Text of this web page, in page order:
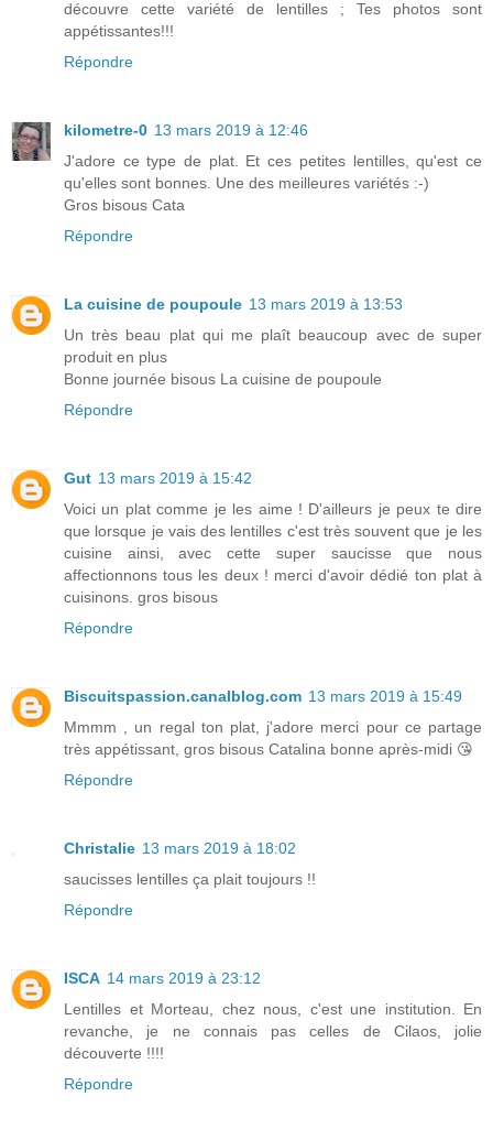
découvre cette variété de lentilles ; Tes photos sont
appétissantes!!!
Répondre
kilometre-0 13 mars 2019 à 12:46
J'adore ce type de plat. Et ces petites lentilles, qu'est ce
qu'elles sont bonnes. Une des meilleures variétés :-)
Gros bisous Cata
Répondre
La cuisine de poupoule 13 mars 2019 à 13:53
Un très beau plat qui me plaît beaucoup avec de super
produit en plus
Bonne journée bisous La cuisine de poupoule
Répondre
Gut 13 mars 2019 à 15:42
Voici un plat comme je les aime ! D'ailleurs je peux te dire
que lorsque je vais des lentilles c'est très souvent que je les
cuisine ainsi, avec cette super saucisse que nous
affectionnons tous les deux ! merci d'avoir dédié ton plat à
cuisinons. gros bisous
Répondre
Biscuitspassion.canalblog.com 13 mars 2019 à 15:49
Mmmm , un regal ton plat, j'adore merci pour ce partage
très appétissant, gros bisous Catalina bonne après-midi 😘
Répondre
Christalie 13 mars 2019 à 18:02
saucisses lentilles ça plait toujours !!
Répondre
ISCA 14 mars 2019 à 23:12
Lentilles et Morteau, chez nous, c'est une institution. En
revanche, je ne connais pas celles de Cilaos, jolie
découverte !!!!
Répondre